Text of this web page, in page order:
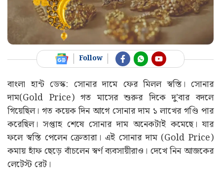
Follow
বাংলা হান্ট ডেস্ক: সোনার দামে ফের মিলল স্বস্তি। সোনার
দাম(Gold Price) গত মাসের শুরুর দিকে দু’বার বদলে
গিয়েছিল। গত কয়েক দিন আগে সোনার দাম ১ লাখের গণ্ডি পার
করেছিল। সপ্তাহ শেষে সোনার দাম অনেকটাই কমেছে। যার
ফলে স্বস্তি পেলেন ক্রেতারা। এই সোনার দাম (Gold Price)
কমায় হাঁফ ছেড়ে বাঁচলেন স্বর্ণ ব্যবসায়ীরাও। দেখে নিন আজকের
লেটেস্ট রেট।